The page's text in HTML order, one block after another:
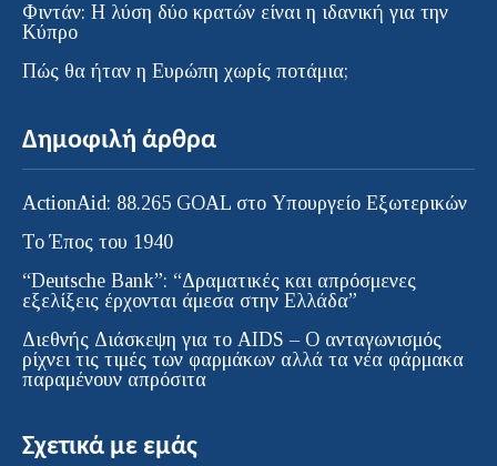
Φιντάν: Η λύση δύο κρατών είναι η ιδανική για την
Κύπρο
Πώς θα ήταν η Ευρώπη χωρίς ποτάμια;
Δημοφιλή άρθρα
ActionAid: 88.265 GOAL στο Υπουργείο Εξωτερικών
Το Έπος του 1940
“Deutsche Bank”: “Δραματικές και απρόσμενες
εξελίξεις έρχονται άμεσα στην Ελλάδα”
Διεθνής Διάσκεψη για το AIDS – Ο ανταγωνισμός
ρίχνει τις τιμές των φαρμάκων αλλά τα νέα φάρμακα
παραμένουν απρόσιτα
Σχετικά με εμάς